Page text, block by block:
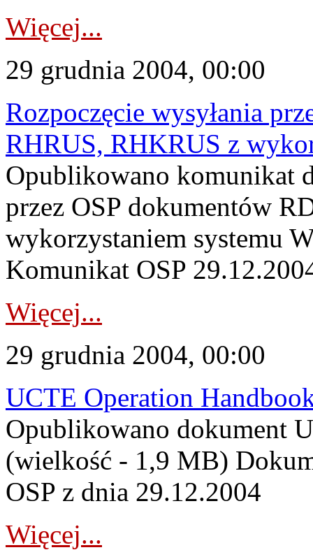
Więcej...
29 grudnia 2004, 00:00
Rozpoczęcie wysyłania
RHRUS, RHKRUS z
Opublikowano komunikat
przez OSP dokumentów
wykorzystaniem systemu
Komunikat OSP
Więcej...
29 grudnia 2004, 00:00
UCTE Operation
Opublikowano dokument
(wielkość - 1,9 MB)
OSP z dnia 29.12.2004
Więcej...